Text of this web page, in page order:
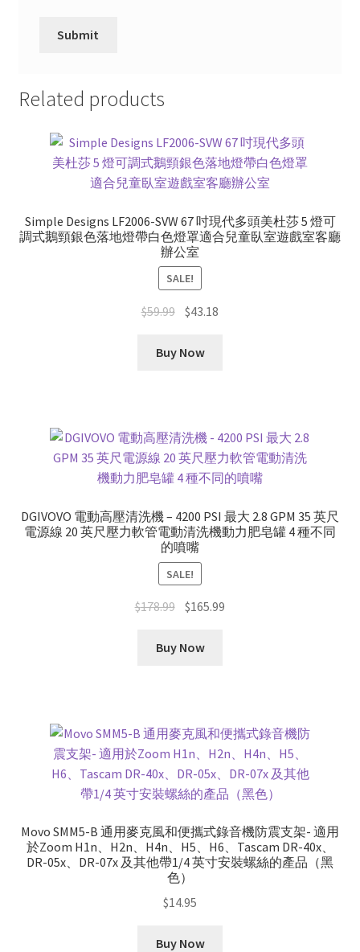
Related products
Simple Designs LF2006-SVW 67 吋現代多頭美杜莎 5 燈可
調式鵝頸銀色落地燈帶白色燈罩適合兒童臥室遊戲室客廳
辦公室
SALE!
$59.99 Original
was:
$43.18
Buy Now
DGIVOVO 電動高壓清洗機 – 4200 PSI 最大 2.8 GPM 35 英尺
電源線 20 英尺壓力軟管電動清洗機動力肥皂罐 4 種不同
的噴嘴
SALE!
$178.99 Original
was:
$165.99
Buy Now
Movo SMM5-B 通用麥克風和便攜式錄音機防震支架- 適用
於Zoom H1n、H2n、H4n、H5、H6、Tascam DR-40x、
DR-05x、DR-07x 及其他帶1/4 英寸安裝螺絲的產品（黑
色）
$14.95
Buy Now